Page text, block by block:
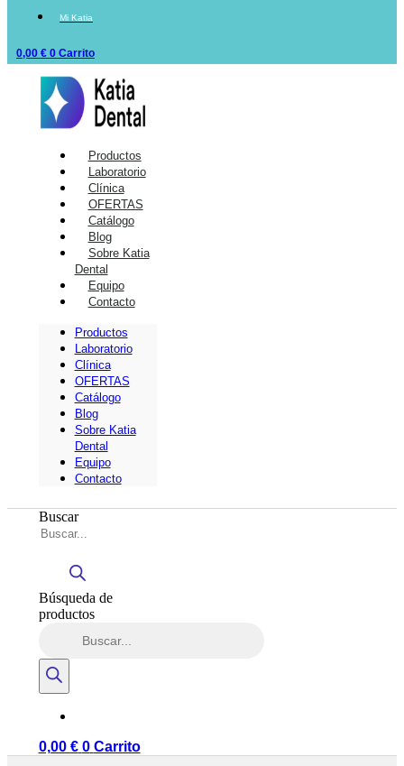
Mi Katia
0,00 € 0 Carrito
Productos
Laboratorio
Clínica
OFERTAS
Catálogo
Blog
Sobre Katia
Dental
Equipo
Contacto
Productos
Laboratorio
Clínica
OFERTAS
Catálogo
Blog
Sobre Katia
Dental
Equipo
Contacto
Buscar
Búsqueda de
productos
0,00 € 0 Carrito